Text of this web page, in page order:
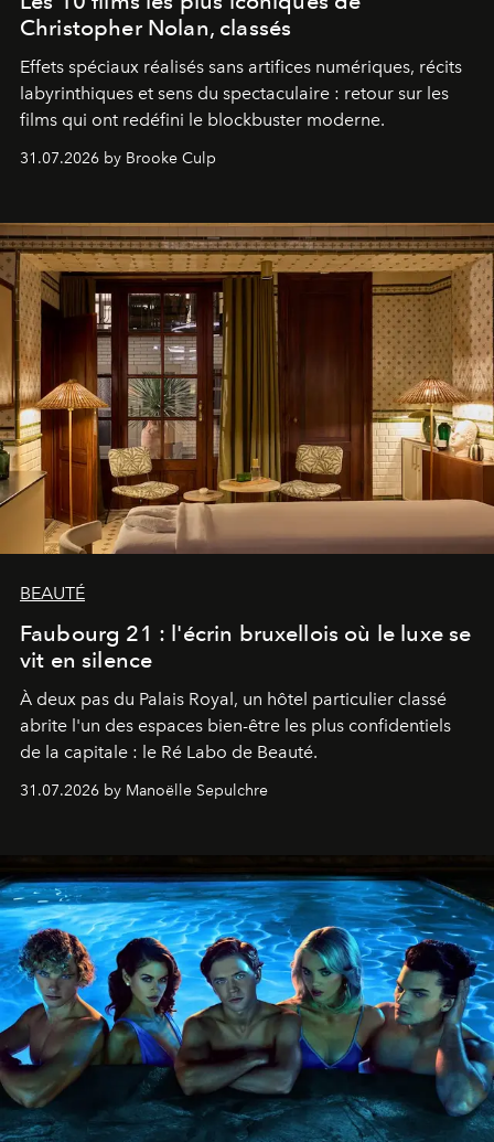
Christopher Nolan, classés
Effets spéciaux réalisés sans artifices numériques, récits
labyrinthiques et sens du spectaculaire : retour sur les
films qui ont redéfini le blockbuster moderne.
31.07.2026 by Brooke Culp
BEAUTÉ
Faubourg 21 : l'écrin bruxellois où le luxe se
vit en silence
À deux pas du Palais Royal, un hôtel particulier classé
abrite l'un des espaces bien-être les plus confidentiels
de la capitale : le Ré Labo de Beauté.
31.07.2026 by Manoëlle Sepulchre